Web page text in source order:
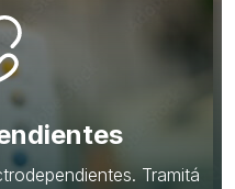
Tramitá